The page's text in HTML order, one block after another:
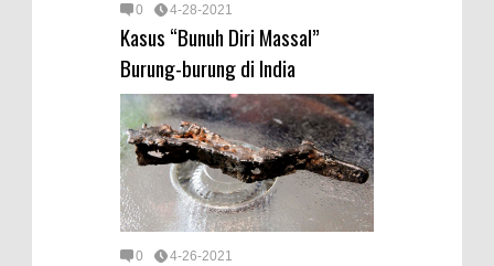
0 4-28-2021
Kasus “Bunuh Diri Massal”
Burung-burung di India
0 4-26-2021